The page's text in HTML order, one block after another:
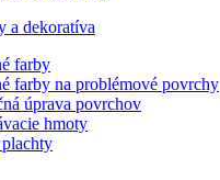
a dekoratíva
farby
farby na problémové povrchy
úprava povrchov
hmoty